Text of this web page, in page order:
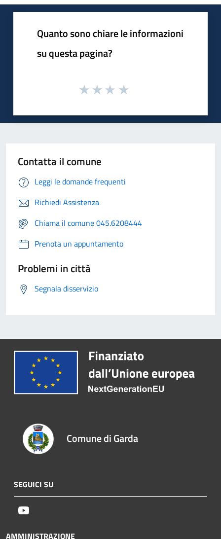
Quanto sono chiare le informazioni
su questa pagina?
Contatta il comune
Leggi le domande frequenti
Richiedi Assistenza
Chiama il comune 045.6208444
Prenota un appuntamento
Problemi in città
Segnala disservizio
Comune di Garda
SEGUICI SU
AMMINISTRAZIONE